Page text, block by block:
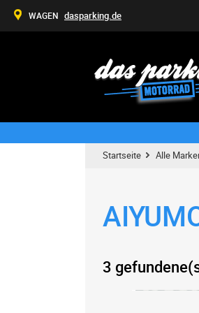
Startseite Alle
3
WAGEN dasparking.de